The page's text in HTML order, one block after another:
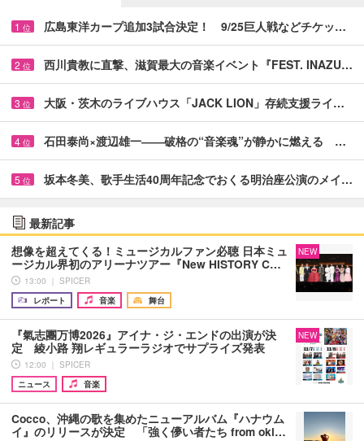
1 位 広島東洋カープ追加3試合決定！ 9/25巨人戦などチケッ…
2 位 西川貴教に直撃、滋賀最大の音楽イベント『FEST. INAZU…
3 位 大阪・茨木のライブハウス「JACK LION」存続支援ライ…
4 位 石田泰尚×渡辺雄一――破格の“音楽魂”が静かに燃える …
5 位 坂本冬美、歌手生活40周年記念でおくる明治座公演のメイ…
最新記事
想像を超えてくる！ミュージカルファン必聴 日本ミュ
ージカル界初のアリーナツアー『New HISTORY C…
13:00 ｜ SPICER
レポート
音楽 舞台
NEW
『氣志團万博2026』アイナ・ジ・エンドの出演が決
定 綾小路 翔レギュラーラジオでサプライズ発表
12:00 ｜ SPICER
ニュース
音楽
NEW
Cocco、沖縄の歌を集めたニューアルバム『ハナウム
イ』のリリースが決定 「強く儚い者たち from oki…